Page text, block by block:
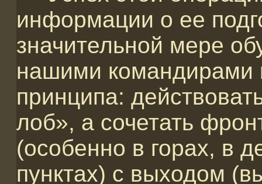
информации о ее
значительной мере
нашими командирами
принципа:
лоб», а сочетать
(особенно в горах, в
пунктах) с выходом